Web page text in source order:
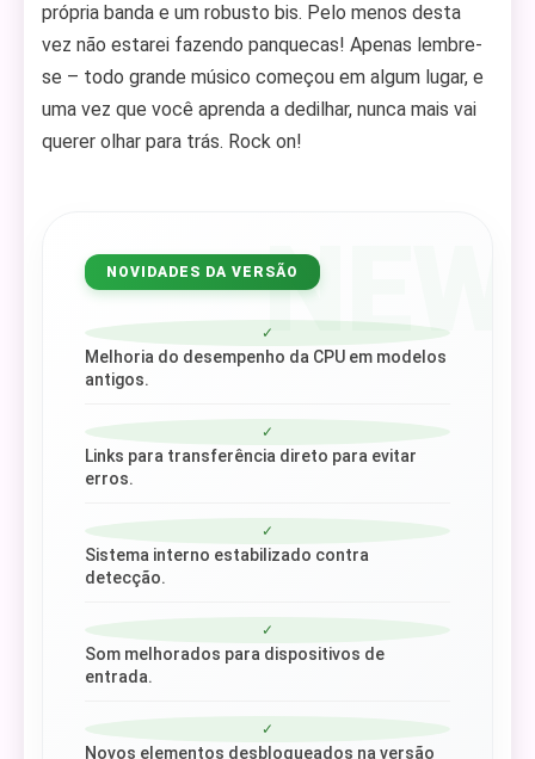
própria banda e um robusto bis. Pelo menos desta
vez não estarei fazendo panquecas! Apenas lembre-
se – todo grande músico começou em algum lugar, e
uma vez que você aprenda a dedilhar, nunca mais vai
querer olhar para trás. Rock on!
NEW
NOVIDADES DA VERSÃO
✓
Melhoria do desempenho da CPU em modelos
antigos.
✓
Links para transferência direto para evitar
erros.
✓
Sistema interno estabilizado contra
detecção.
✓
Som melhorados para dispositivos de
entrada.
✓
Novos elementos desbloqueados na versão